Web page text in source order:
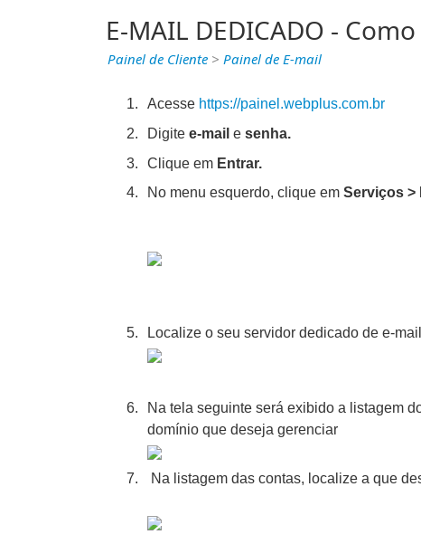
E-MAIL DEDICADO -
Painel de Cliente > Painel de E-mail
Acesse https://painel.webplus.com.br
Digitee-mail esenha.
Clique em Entrar.
No menu esquerdo, clique emServiços >
Localize o seu servidor dedicado de e-
Na tela seguinte será exibido a listagem
domínio que deseja gerenciar
Na listagem das contas, localize a que